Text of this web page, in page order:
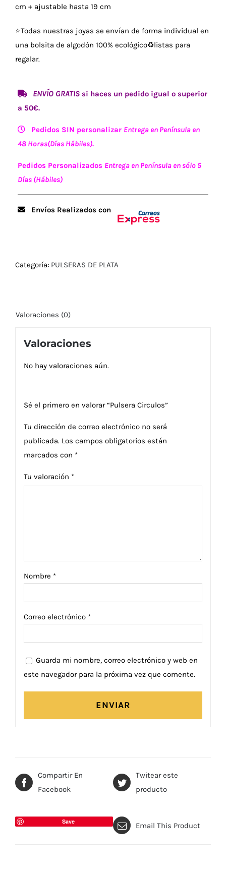
cm + ajustable hasta 19 cm
⭐Todas nuestras joyas se envían de forma individual en
una bolsita de algodón 100% ecológico♻️listas para
regalar.
ENVÍO GRATIS si haces un pedido igual o superior
a 50€.
Pedidos SIN personalizar Entrega en Península en
48 Horas(Días Hábiles).
Pedidos Personalizados Entrega en Península en sólo 5
Días (Hábiles)
Envíos Realizados con
Categoría: PULSERAS DE PLATA
Valoraciones (0)
Valoraciones
No hay valoraciones aún.
Sé el primero en valorar “Pulsera Circulos”
Tu dirección de correo electrónico no será
publicada. Los campos obligatorios están
marcados con *
Tu valoración *
Nombre *
Correo electrónico *
Guarda mi nombre, correo electrónico y web en
este navegador para la próxima vez que comente.
Compartir En
Facebook
Twitear este
producto
Save Email This Product